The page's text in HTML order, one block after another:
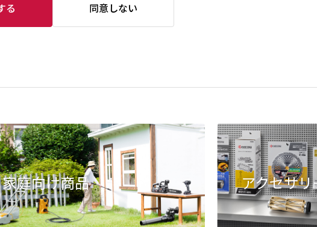
る 同意しない
家庭向け商品 アクセサ